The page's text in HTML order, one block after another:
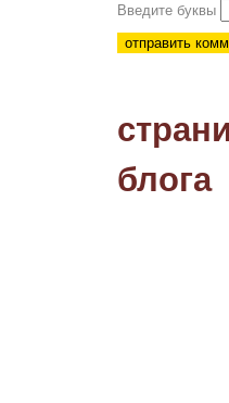
Введите буквы
блога